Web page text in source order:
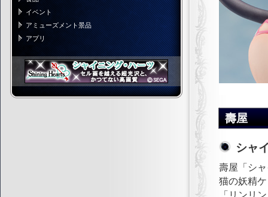
イベント
アミューズメント景品
アプリ
壽屋
シャ
壽屋「シ
猫の妖精
「リンリ